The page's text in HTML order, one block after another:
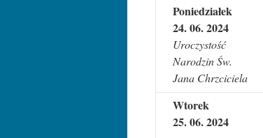
Poniedziałek
24. 06. 2024
Uroczystość
Narodzin Św.
Jana Chrzciciela
Wtorek
25. 06. 2024